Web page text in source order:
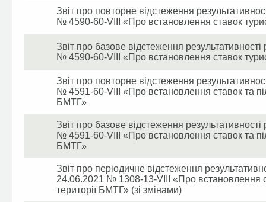
Звіт про повторне відстеження
№ 4590-60-VIII «Про встановлення ставок
Звіт про базове відстеження
№ 4590-60-VIII «Про встановлення ставок
Звіт про повторне відстеження
№ 4591-60-VIII «Про встановлення ставок та
БМТГ»
Звіт про базове відстеження
№ 4591-60-VIII «Про встановлення ставок та
БМТГ»
Звіт про періодичне відстеження
24.06.2021 № 1308-13-VIII «Про встановлення
території БМТГ» (зі змінами)